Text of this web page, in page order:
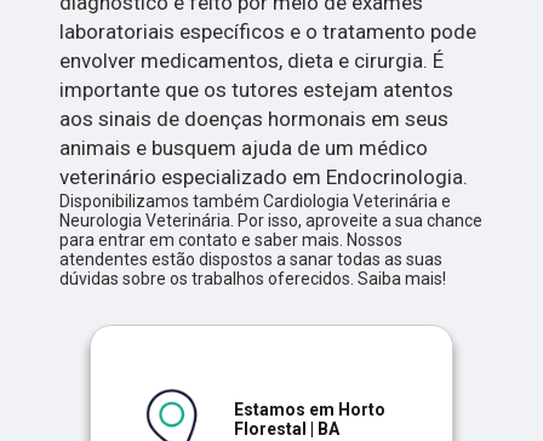
laboratoriais específicos e o tratamento pode
envolver medicamentos, dieta e cirurgia. É
importante que os tutores estejam atentos
aos sinais de doenças hormonais em seus
animais e busquem ajuda de um médico
veterinário especializado em Endocrinologia.
Disponibilizamos também Cardiologia Veterinária e
Neurologia Veterinária. Por isso, aproveite a sua chance
para entrar em contato e saber mais. Nossos
atendentes estão dispostos a sanar todas as suas
dúvidas sobre os trabalhos oferecidos. Saiba mais!
Estamos em Horto
Florestal | BA